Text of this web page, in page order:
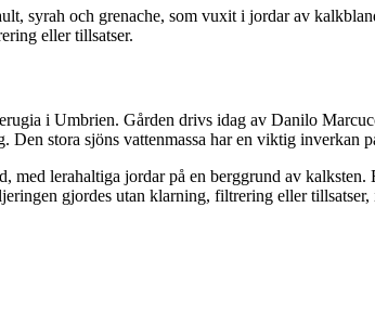
syrah och grenache, som vuxit i jordar av
eller tillsatser.
i Umbrien. Gården drivs idag av Danilo
stora sjöns vattenmassa har en viktig
lerahaltiga jordar på en berggrund av
gjordes utan klarning, filtrering eller